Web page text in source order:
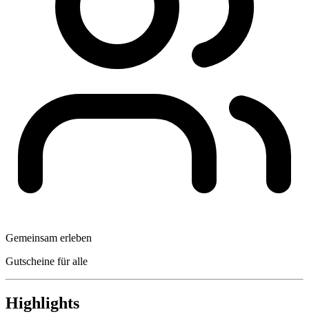
Gemeinsam erleben
Gutscheine für alle
Highlights